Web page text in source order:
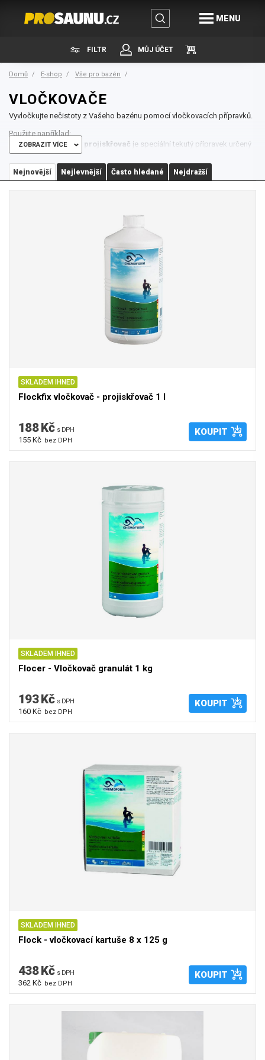
MENU
FILTR MŮJ ÚČET
Domů E-shop Vše pro bazén
VLOČKOVAČE
Vyvločkujte nečistoty z Vašeho bazénu pomocí vločkovacích přípravků.
Použijte například:
Flockfix vločkovač - projiskřovač je speciální tekutý přípravek určený
pro vyvločkování kalů a nečistot z bazénu.
Flocer - Vločkovač granulátpro křišťálově čistou vodu.
ZOBRAZIT VÍCE
Nejnovější Nejlevnější Často hledané Nejdražší
SKLADEM IHNED
Flockfix vločkovač - projiskřovač 1 l
188 Kč s DPH
155 Kč bez DPH
KOUPIT
SKLADEM IHNED
Flocer - Vločkovač granulát 1 kg
193 Kč s DPH
160 Kč bez DPH
KOUPIT
SKLADEM IHNED
Flock - vločkovací kartuše 8 x 125 g
438 Kč s DPH
362 Kč bez DPH
KOUPIT